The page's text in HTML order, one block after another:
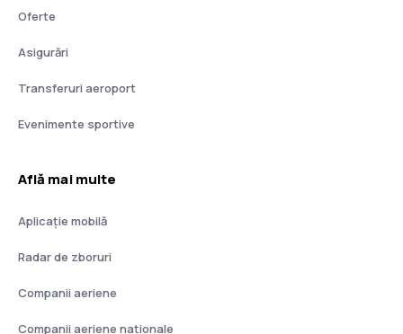
Oferte
Asigurări
Transferuri aeroport
Evenimente sportive
Află mai multe
Aplicație mobilă
Radar de zboruri
Companii aeriene
Companii aeriene naţionale